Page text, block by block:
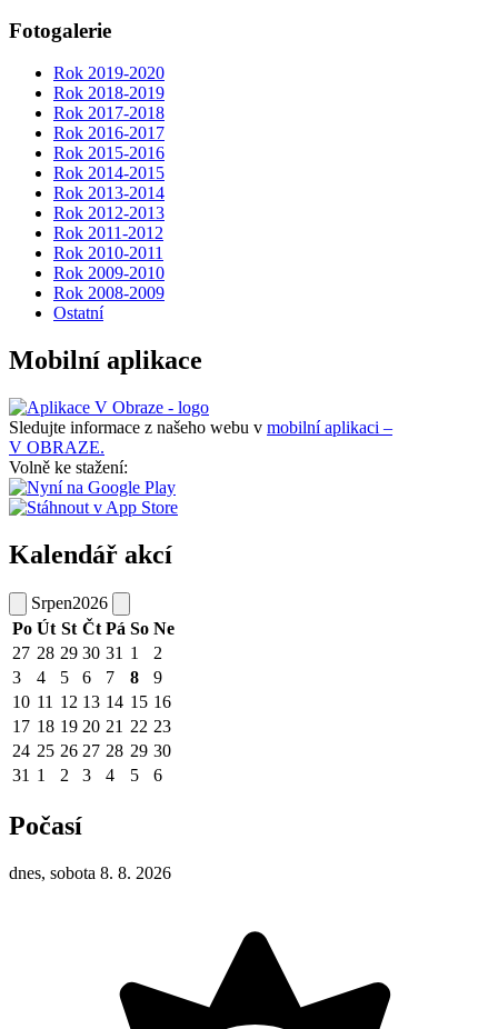
Fotogalerie
Rok 2019-2020
Rok 2018-2019
Rok 2017-2018
Rok 2016-2017
Rok 2015-2016
Rok 2014-2015
Rok 2013-2014
Rok 2012-2013
Rok 2011-2012
Rok 2010-2011
Rok 2009-2010
Rok 2008-2009
Ostatní
Mobilní aplikace
Sledujte informace z našeho webu v mobilní aplikaci –
V OBRAZE.
Volně ke stažení:
Kalendář akcí
Srpen2026
Po Út St Čt Pá So Ne
27 28 29 30 31 1
2
3
4 5 6 7 8
9
10 11 12 13 14 15 16
17 18 19 20 21 22 23
24 25 26 27 28 29 30
31 1 2 3 4 5 6
Počasí
dnes, sobota 8. 8. 2026